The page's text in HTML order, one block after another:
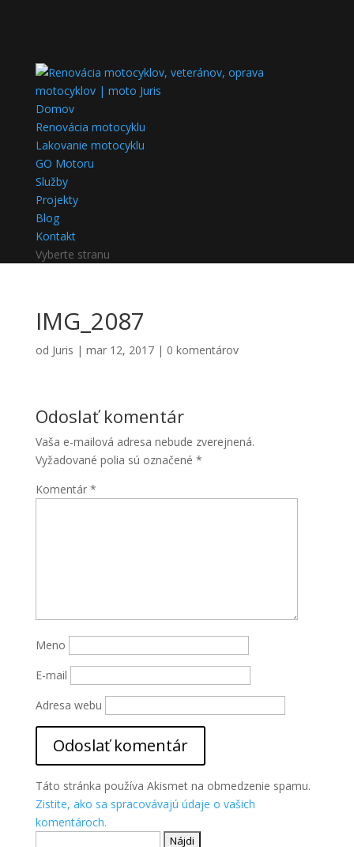
Domov
Renovácia motocyklu
Lakovanie motocyklu
GO Motoru
Služby
Projekty
Blog
Kontakt
Vyberte stranu
IMG_2087
od Juris | mar 12, 2017| 0 komentárov
Odoslať komentár
Vaša e-mailová adresa nebude zverejnená.
Vyžadované polia sú označené *
Komentár *
Meno
E-mail
Adresa webu
Táto stránka používa Akismet na obmedzenie spamu.
Zistite, ako sa spracovávajú údaje o vašich
komentároch.
fungovanie
stránky.
Štatistiky
zlepšiť
funkčnosť
štruktúru
webovej
stránky na